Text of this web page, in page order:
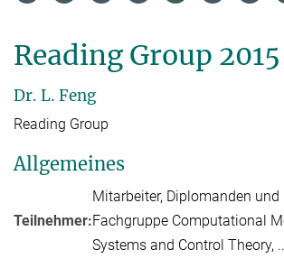
Reading Group 2015
Dr. L. Feng
Reading Group
Allgemeines
Teilnehmer:
Mitarbeiter, Diplomanden
Fachgruppe Computational
Systems and Control Theory,